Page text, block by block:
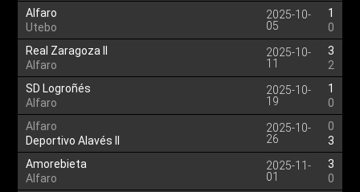
Alfaro
Utebo
2025-10-
05
1
0
Real Zaragoza II
Alfaro
2025-10-
11
3
2
SD Logroñés
Alfaro
2025-10-
19
1
0
Alfaro
Deportivo Alavés II
2025-10-
26
0
3
Amorebieta
Alfaro
2025-11-
01
3
0